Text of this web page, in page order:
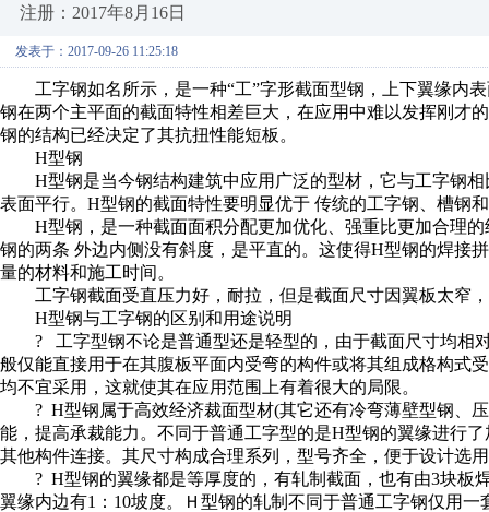
注册：2017年8月16日
发表于：2017-09-26 11:25:18
工字钢如名所示，是一种“工”字形截面型钢，上下翼缘内表
钢在两个主平面的截面特性相差巨大，在应用中难以发挥刚才
钢的结构已经决定了其抗扭性能短板。
H型钢
H型钢是当今钢结构建筑中应用广泛的型材，它与工字钢相
表面平行。H型钢的截面特性要明显优于 传统的工字钢、槽钢
H型钢，是一种截面面积分配更加优化、强重比更加合理的
钢的两条 外边内侧没有斜度，是平直的。这使得H型钢的焊接
量的材料和施工时间。
工字钢截面受直压力好，耐拉，但是截面尺寸因翼板太窄
H型钢与工字钢的区别和用途说明
? 工字型钢不论是普通型还是轻型的，由于截面尺寸均相
般仅能直接用于在其腹板平面内受弯的构件或将其组成格构式
均不宜采用，这就使其在应用范围上有着很大的局限。
? H型钢属于高效经济裁面型材(其它还有冷弯薄壁型钢、
能，提高承裁能力。不同于普通工字型的是H型钢的翼缘进行
其他构件连接。其尺寸构成合理系列，型号齐全，便于设计选
? H型钢的翼缘都是等厚度的，有轧制截面，也有由3块板
翼缘内边有1：10坡度。Ｈ型钢的轧制不同于普通工字钢仅用